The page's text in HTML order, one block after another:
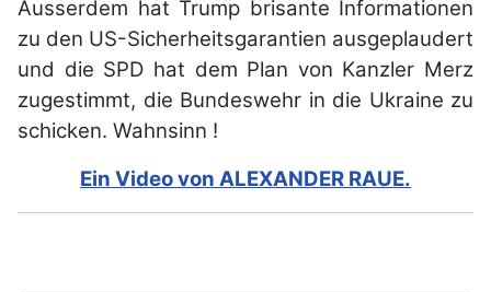
Ausserdem hat Trump brisante Informationen
zu den US-Sicherheitsgarantien ausgeplaudert
und die SPD hat dem Plan von Kanzler Merz
zugestimmt, die Bundeswehr in die Ukraine zu
schicken. Wahnsinn !
Ein Video von ALEXANDER RAUE.